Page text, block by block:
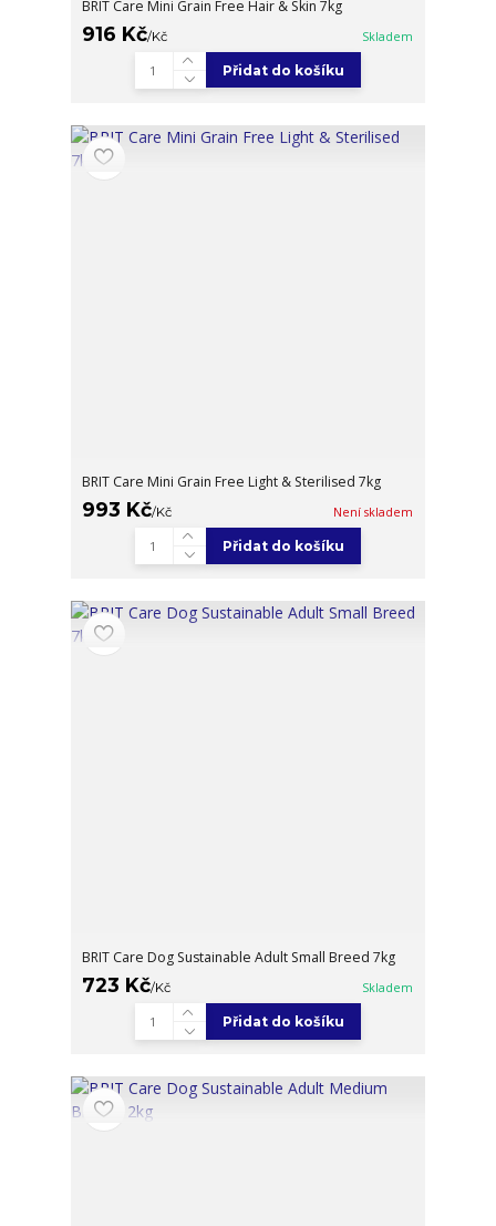
BRIT Care Mini Grain Free Hair & Skin 7kg
916 Kč/Kč Skladem
Přidat do košíku
BRIT Care Mini Grain Free Light & Sterilised 7kg
993 Kč/Kč Není skladem
Přidat do košíku
BRIT Care Dog Sustainable Adult Small Breed 7kg
723 Kč/Kč Skladem
Přidat do košíku